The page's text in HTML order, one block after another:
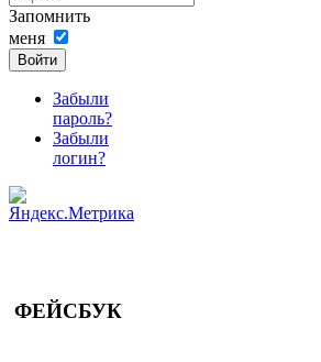
Запомнить
меня
Войти
Забыли
пароль?
Забыли
логин?
ФЕЙСБУК